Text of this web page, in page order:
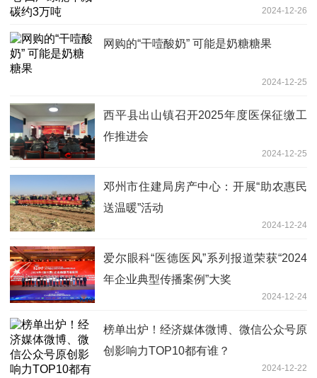
2024-12-26
网购的“干噎酸奶” 可能是奶糖糖果
2024-12-25
西平县出山镇召开2025年度医保征缴工
作推进会
2024-12-25
邓州市住建局房产中心：开展“助农惠民
送温暖”活动
2024-12-24
爱尔眼科“医德医风”系列报道荣获“2024
年企业典型传播案例”大奖
2024-12-24
榜单出炉！经济媒体微博、微信公众号原
创影响力TOP10都有谁？
2024-12-22